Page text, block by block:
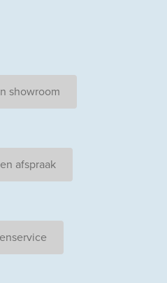
showroom
afspraak